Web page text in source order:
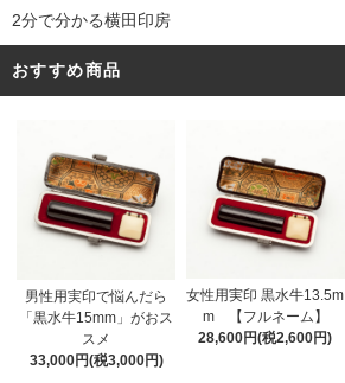
2分で分かる横田印房
おすすめ商品
男性用実印で悩んだら
「黒水牛15mm」がおス
スメ
33,000円(税3,000円)
女性用実印 黒水牛13.5m
m 【フルネーム】
28,600円(税2,600円)